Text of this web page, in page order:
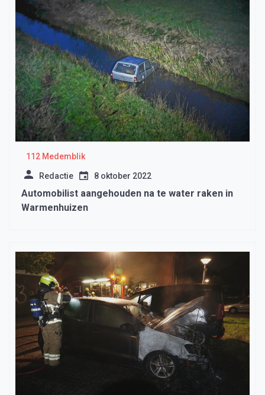
112 Medemblik
Redactie 8 oktober 2022
Automobilist aangehouden na te water raken in
Warmenhuizen